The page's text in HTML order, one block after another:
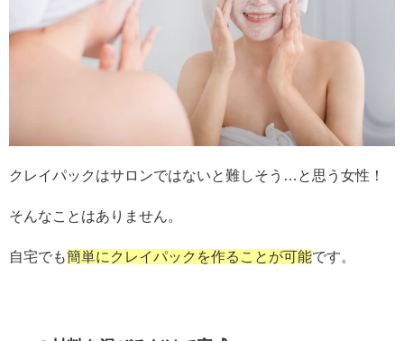
クレイパックはサロンではないと難しそう…と思う女性！
そんなことはありません。
自宅でも簡単にクレイパックを作ることが可能です。